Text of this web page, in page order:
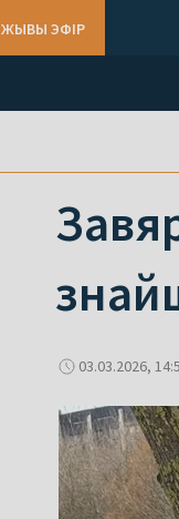
ЖЫВЫ ЭФІР
03.03.2026,